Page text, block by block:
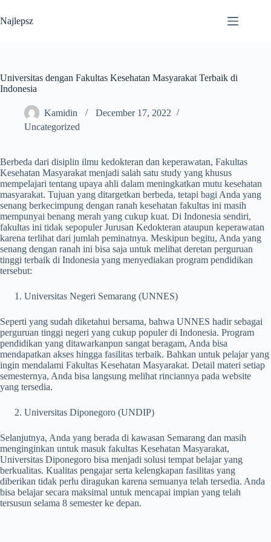
to
content
Najlepsz
Universitas dengan Fakultas Kesehatan Masyarakat Terbaik di
Indonesia
Kamidin
December 17, 2022
Uncategorized
Berbeda dari disiplin ilmu kedokteran dan keperawatan, Fakultas
Kesehatan Masyarakat menjadi salah satu study yang khusus
mempelajari tentang upaya ahli dalam meningkatkan mutu kesehatan
masyarakat. Tujuan yang ditargetkan berbeda, tetapi bagi Anda yang
senang berkecimpung dengan ranah kesehatan fakultas ini masih
mempunyai benang merah yang cukup kuat. Di Indonesia sendiri,
fakultas ini tidak sepopuler Jurusan Kedokteran ataupun keperawatan
karena terlihat dari jumlah peminatnya. Meskipun begitu, Anda yang
senang dengan ranah ini bisa saja untuk melihat deretan perguruan
tinggi terbaik di Indonesia yang menyediakan program pendidikan
tersebut:
Universitas Negeri Semarang (UNNES)
Seperti yang sudah diketahui bersama, bahwa UNNES hadir sebagai
perguruan tinggi negeri yang cukup populer di Indonesia. Program
pendidikan yang ditawarkanpun sangat beragam, Anda bisa
mendapatkan akses hingga fasilitas terbaik. Bahkan untuk pelajar yang
ingin mendalami Fakultas Kesehatan Masyarakat. Detail materi setiap
semesternya, Anda bisa langsung melihat rinciannya pada website
yang tersedia.
Universitas Diponegoro (UNDIP)
Selanjutnya, Anda yang berada di kawasan Semarang dan masih
menginginkan untuk masuk fakultas Kesehatan Masyarakat,
Universitas Diponegoro bisa menjadi solusi tempat belajar yang
berkualitas. Kualitas pengajar serta kelengkapan fasilitas yang
diberikan tidak perlu diragukan karena semuanya telah tersedia. Anda
bisa belajar secara maksimal untuk mencapai impian yang telah
tersusun selama 8 semester ke depan.